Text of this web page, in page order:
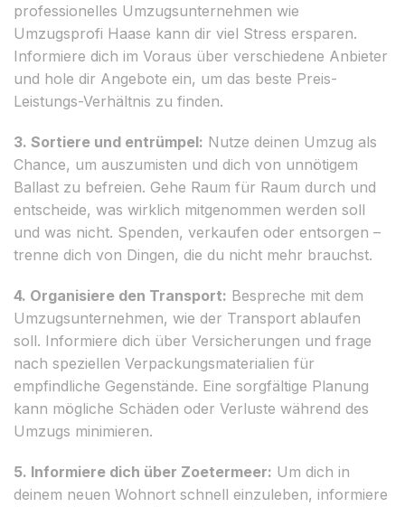
professionelles Umzugsunternehmen wie
Umzugsprofi Haase kann dir viel Stress ersparen.
Informiere dich im Voraus über verschiedene Anbieter
und hole dir Angebote ein, um das beste Preis-
Leistungs-Verhältnis zu finden.
3. Sortiere und entrümpel: Nutze deinen Umzug als
Chance, um auszumisten und dich von unnötigem
Ballast zu befreien. Gehe Raum für Raum durch und
entscheide, was wirklich mitgenommen werden soll
und was nicht. Spenden, verkaufen oder entsorgen –
trenne dich von Dingen, die du nicht mehr brauchst.
4. Organisiere den Transport: Bespreche mit dem
Umzugsunternehmen, wie der Transport ablaufen
soll. Informiere dich über Versicherungen und frage
nach speziellen Verpackungsmaterialien für
empfindliche Gegenstände. Eine sorgfältige Planung
kann mögliche Schäden oder Verluste während des
Umzugs minimieren.
5. Informiere dich über Zoetermeer: Um dich in
deinem neuen Wohnort schnell einzuleben, informiere